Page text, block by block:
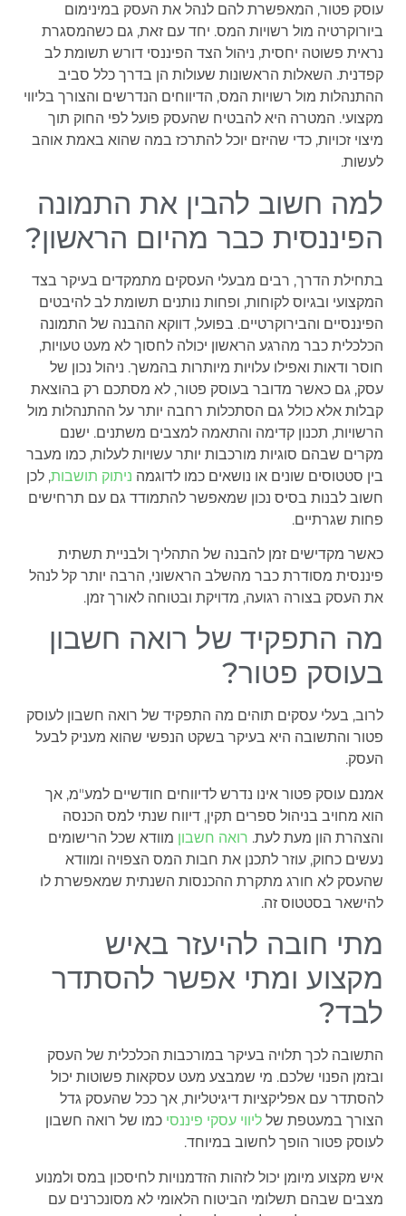
עוסק פטור, המאפשרת להם לנהל את העסק במינימום
ביורוקרטיה מול רשויות המס. יחד עם זאת, גם כשהמסגרת
נראית פשוטה יחסית, ניהול הצד הפיננסי דורש תשומת לב
קפדנית. השאלות הראשונות שעולות הן בדרך כלל סביב
ההתנהלות מול רשויות המס, הדיווחים הנדרשים והצורך בליווי
מקצועי. המטרה היא להבטיח שהעסק פועל לפי החוק תוך
מיצוי זכויות, כדי שהיזם יוכל להתרכז במה שהוא באמת אוהב
לעשות.
למה חשוב להבין את התמונה
הפיננסית כבר מהיום הראשון?
בתחילת הדרך, רבים מבעלי העסקים מתמקדים בעיקר בצד
המקצועי ובגיוס לקוחות, ופחות נותנים תשומת לב להיבטים
הפיננסיים והבירוקרטיים. בפועל, דווקא ההבנה של התמונה
הכלכלית כבר מהרגע הראשון יכולה לחסוך לא מעט טעויות,
חוסר ודאות ואפילו עלויות מיותרות בהמשך. ניהול נכון של
עסק, גם כאשר מדובר בעוסק פטור, לא מסתכם רק בהוצאת
קבלות אלא כולל גם הסתכלות רחבה יותר על ההתנהלות מול
הרשויות, תכנון קדימה והתאמה למצבים משתנים. ישנם
מקרים שבהם סוגיות מורכבות יותר עשויות לעלות, כמו מעבר
בין סטטוסים שונים או נושאים כמו לדוגמה ניתוק תושבות, לכן
חשוב לבנות בסיס נכון שמאפשר להתמודד גם עם תרחישים
פחות שגרתיים.
כאשר מקדישים זמן להבנה של התהליך ולבניית תשתית
פיננסית מסודרת כבר מהשלב הראשוני, הרבה יותר קל לנהל
את העסק בצורה רגועה, מדויקת ובטוחה לאורך זמן.
מה התפקיד של רואה חשבון
בעוסק פטור?
לרוב, בעלי עסקים תוהים מה התפקיד של רואה חשבון לעוסק
פטור והתשובה היא בעיקר בשקט הנפשי שהוא מעניק לבעל
העסק.
אמנם עוסק פטור אינו נדרש לדיווחים חודשיים למע"מ, אך
הוא מחויב בניהול ספרים תקין, דיווח שנתי למס הכנסה
והצהרת הון מעת לעת. רואה חשבון מוודא שכל הרישומים
נעשים כחוק, עוזר לתכנן את חבות המס הצפויה ומוודא
שהעסק לא חורג מתקרת ההכנסות השנתית שמאפשרת לו
להישאר בסטטוס זה.
מתי חובה להיעזר באיש
מקצוע ומתי אפשר להסתדר
לבד?
התשובה לכך תלויה בעיקר במורכבות הכלכלית של העסק
ובזמן הפנוי שלכם. מי שמבצע מעט עסקאות פשוטות יכול
להסתדר עם אפליקציות דיגיטליות, אך ככל שהעסק גדל
הצורך במעטפת של ליווי עסקי פיננסי כמו של רואה חשבון
לעוסק פטור הופך לחשוב במיוחד.
איש מקצוע מיומן יכול לזהות הזדמנויות לחיסכון במס ולמנוע
מצבים שבהם תשלומי הביטוח הלאומי לא מסונכרנים עם